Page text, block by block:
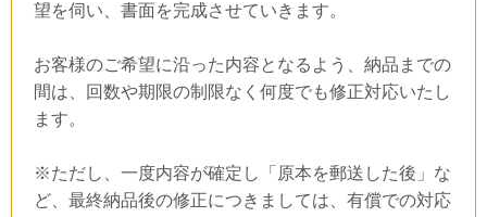
望を伺い、書面を完成させていきます。
お客様のご希望に沿った内容となるよう、納品までの
間は、回数や期限の制限なく何度でも修正対応いたし
ます。
※ただし、一度内容が確定し「原本を郵送した後」な
ど、最終納品後の修正につきましては、有償での対応